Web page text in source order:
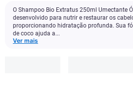
O Shampoo Bio Extratus 250ml Umectante
desenvolvido para nutrir e restaurar os
proporcionando hidratação profunda. Sua
de coco ajuda a...
Ver mais